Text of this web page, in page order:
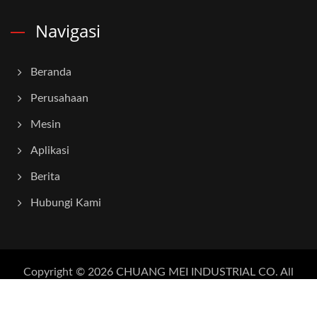
Navigasi
Beranda
Perusahaan
Mesin
Aplikasi
Berita
Hubungi Kami
Copyright © 2026 CHUANG MEI INDUSTRIAL CO. All